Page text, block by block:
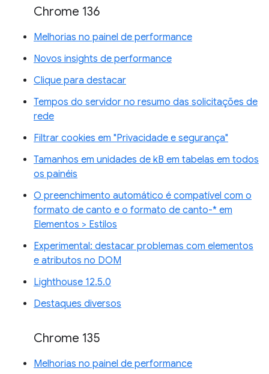
Chrome 136
Melhorias no painel de performance
Novos insights de performance
Clique para destacar
Tempos do servidor no resumo das solicitações de
rede
Filtrar cookies em "Privacidade e segurança"
Tamanhos em unidades de kB em tabelas em todos
os painéis
O preenchimento automático é compatível com o
formato de canto e o formato de canto-* em
Elementos > Estilos
Experimental: destacar problemas com elementos
e atributos no DOM
Lighthouse 12.5.0
Destaques diversos
Chrome 135
Melhorias no painel de performance